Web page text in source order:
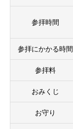
参拝時間
参拝にかかる時間
参拝料
おみくじ
お守り